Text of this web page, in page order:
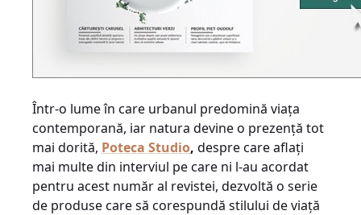
Într-o lume în care urbanul predomină viața
contemporană, iar natura devine o prezență tot
mai dorită, Poteca Studio, despre care aflați
mai multe din interviul pe care ni l-au acordat
pentru acest număr al revistei, dezvoltă o serie
de produse care să corespundă stilului de viață